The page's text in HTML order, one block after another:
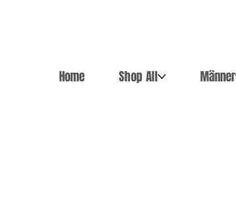
Home Shop All Männer